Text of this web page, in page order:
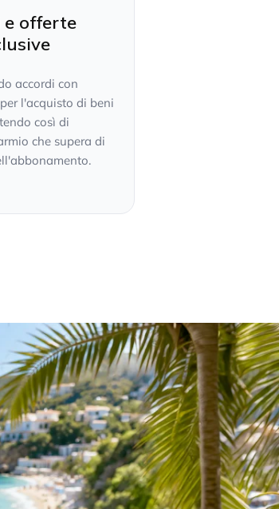
e offerte
accordi con
l'acquisto di beni
così di
che supera di